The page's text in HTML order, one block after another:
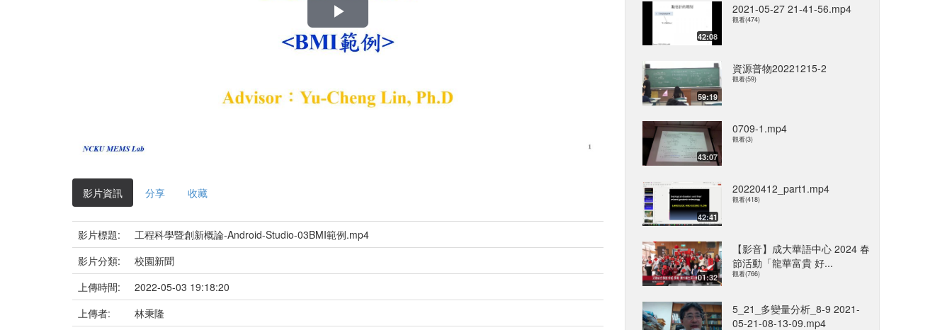
播
放
影
影片資訊 分享 收藏
影片標題:
工程科學暨創新概論-Android-Studio-03BMI範例.mp4
影片分類:
校園新聞
上傳時間:
2022-05-03 19:18:20
上傳者:
林秉隆
42:08
2021-05-27 21-41-56.mp4
觀看(474)
59:19
資源普物20221215-2
觀看(59)
43:07
0709-1.mp4
觀看(3)
42:41
20220412_part1.mp4
觀看(418)
01:32
【影音】成大華語中心 2024 春
節活動「龍華富貴 好...
觀看(766)
5_21_多變量分析_8-9 2021-
05-21-08-13-09.mp4